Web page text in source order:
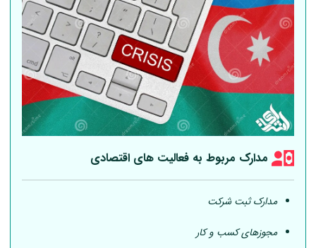
مدارک مربوط به فعالیت های اقتصادی
مدارک ثبت شرکت
مجوزهای کسب و کار